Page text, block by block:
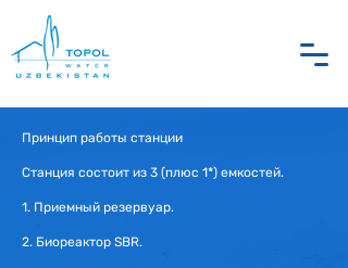
Принцип работы станции
Станция состоит из 3 (плюс 1*) емкостей.
1. Приемный резервуар.
2. Биореактор SBR.